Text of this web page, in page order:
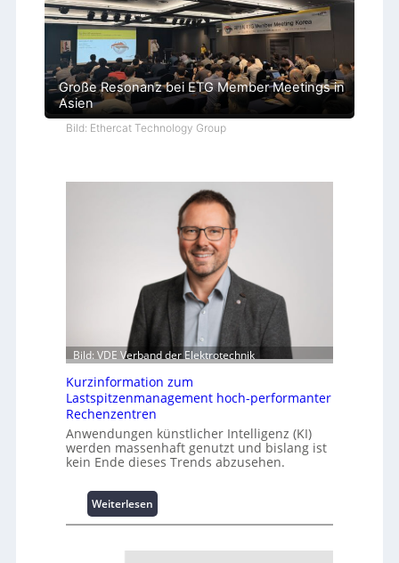
Große Resonanz bei ETG Member Meetings in
Asien
Bild: Ethercat Technology Group
Bild: VDE Verband der Elektrotechnik
Kurzinformation zum
Lastspitzenmanagement hoch-performanter
Rechenzentren
Anwendungen künstlicher Intelligenz (KI)
werden massenhaft genutzt und bislang ist
kein Ende dieses Trends abzusehen.
Weiterlesen
K
r